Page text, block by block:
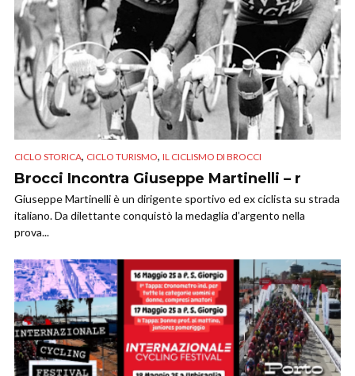
CICLO STORICA, CICLO TURISMO, IL CICLISMO DI BROCCI
Brocci Incontra Giuseppe Martinelli – r
Giuseppe Martinelli è un dirigente sportivo ed ex ciclista su strada
italiano. Da dilettante conquistò la medaglia d’argento nella
prova...